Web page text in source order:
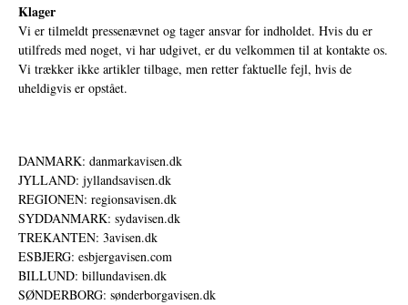
Klager
Vi er tilmeldt pressenævnet og tager ansvar for indholdet. Hvis du er
utilfreds med noget, vi har udgivet, er du velkommen til at kontakte os.
Vi trækker ikke artikler tilbage, men retter faktuelle fejl, hvis de
uheldigvis er opstået.
DANMARK: danmarkavisen.dk
JYLLAND: jyllandsavisen.dk
REGIONEN: regionsavisen.dk
SYDDANMARK: sydavisen.dk
TREKANTEN: 3avisen.dk
ESBJERG: esbjergavisen.com
BILLUND: billundavisen.dk
SØNDERBORG: sønderborgavisen.dk